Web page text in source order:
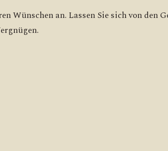
Wünschen an. Lassen Sie sich von den